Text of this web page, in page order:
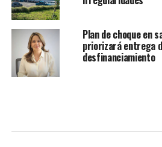
Plan de choque en
priorizará entrega
desfinanciamiento